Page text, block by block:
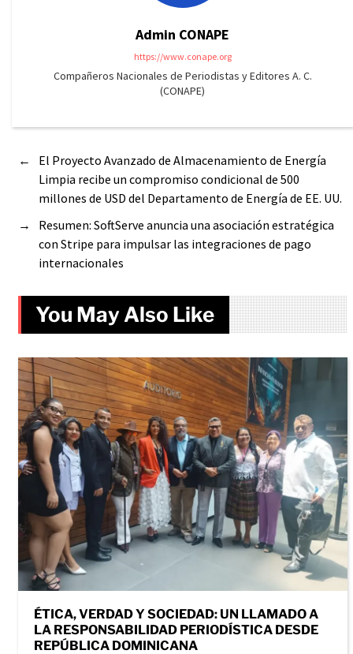
Admin CONAPE
https://www.conape.org
Compañeros Nacionales de Periodistas y Editores A. C.
(CONAPE)
←
El Proyecto Avanzado de Almacenamiento de Energía
Limpia recibe un compromiso condicional de 500
millones de USD del Departamento de Energía de EE. UU.
→
Resumen: SoftServe anuncia una asociación estratégica
con Stripe para impulsar las integraciones de pago
internacionales
You May Also Like
ÉTICA, VERDAD Y SOCIEDAD: UN LLAMADO A
LA RESPONSABILIDAD PERIODÍSTICA DESDE
REPÚBLICA DOMINICANA